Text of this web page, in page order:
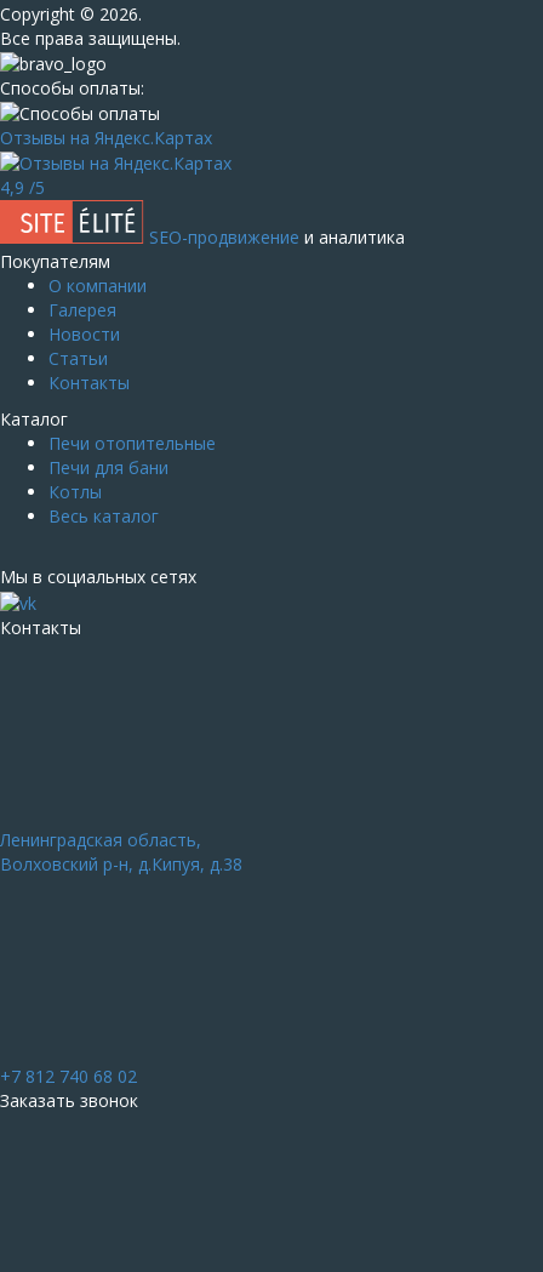
Сopyright © 2026.
Все права защищены.
Способы оплаты:
Отзывы на Яндекс.Картах
4,9 /5
SEO-продвижение и аналитика
Покупателям
О компании
Галерея
Новости
Статьи
Контакты
Каталог
Печи отопительные
Печи для бани
Котлы
Весь каталог
Мы в социальных сетях
Контакты
Ленинградская область,
Волховский р-н, д.Кипуя, д.38
+7 812 740 68 02
Заказать звонок